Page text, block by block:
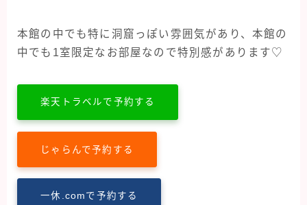
本館の中でも特に洞窟っぽい雰囲気があり、本館の
中でも1室限定なお部屋なので特別感があります♡
楽天トラベルで予約する
じゃらんで予約する
一休.comで予約する